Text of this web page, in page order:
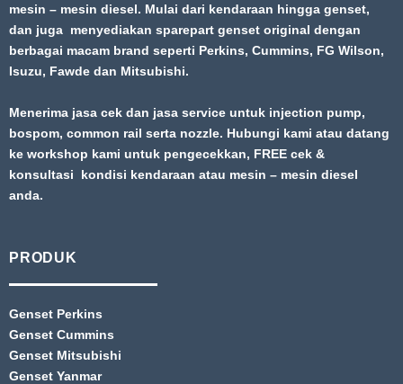
mesin – mesin diesel. Mulai dari kendaraan hingga genset,
dan juga menyediakan sparepart genset original dengan
berbagai macam brand seperti Perkins, Cummins, FG Wilson,
Isuzu, Fawde dan Mitsubishi.
Menerima jasa cek dan jasa service untuk injection pump,
bospom, common rail serta nozzle. Hubungi kami atau datang
ke workshop kami untuk pengecekkan, FREE cek &
konsultasi kondisi kendaraan atau mesin – mesin diesel
anda.
PRODUK
Genset Perkins
Genset Cummins
Genset Mitsubishi
Genset Yanmar